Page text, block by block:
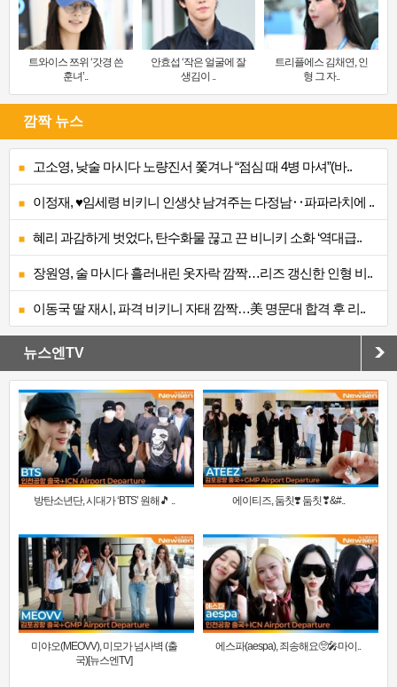
트와이스 쯔위 ‘갓경 쓴
훈녀’..
안효섭 ‘작은 얼굴에 잘
생김이 ..
트리플에스 김채연, 인
형 그 자..
깜짝 뉴스
고소영, 낮술 마시다 노량진서 쫓겨나 “점심 때 4병 마셔”(바..
이정재, ♥임세령 비키니 인생샷 남겨주는 다정남‥파파라치에 ..
혜리 과감하게 벗었다, 탄수화물 끊고 끈 비니키 소화 ‘역대급..
장원영, 술 마시다 흘러내린 옷자락 깜짝…리즈 갱신한 인형 비..
이동국 딸 재시, 파격 비키니 자태 깜짝…美 명문대 합격 후 리..
뉴스엔TV
방탄소년단, 시대가 ‘BTS’ 원해🎵 .. 에이티즈, 둠칫❣️ 둠칫❣&#..
미야오(MEOVV), 미모가 넘사벽 (출
국)[뉴스엔TV]
에스파(aespa), 죄송해요🥺🎤마이..